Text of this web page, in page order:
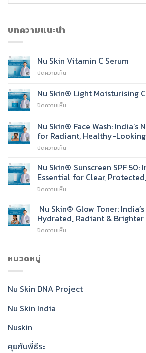
บทความแนะนำ
Nu Skin Vitamin C Serum
ปิดความเห็น
Skin
Vitamin
Nu Skin® Light Moisturising
ปิดความเห็น
Skin®
Light
Moisturising
Nu Skin® Face Wash: India’s
for Radiant, Healthy-
ปิดความเห็น
Skin®
Face
Wash:
Go-
To
Cleanser
Nu Skin® Sunscreen SPF 50:
Essential for Clear,
ปิดความเห็น
Skin®
Sunscreen
SPF
Glowing
Nu Skin® Glow Toner:
Hydrated, Radiant & Brighter
ปิดความเห็น
Step
หมวดหมู่
Nu Skin DNA Project
Nu Skin India
Nuskin
คุยกับพี่ธีระ